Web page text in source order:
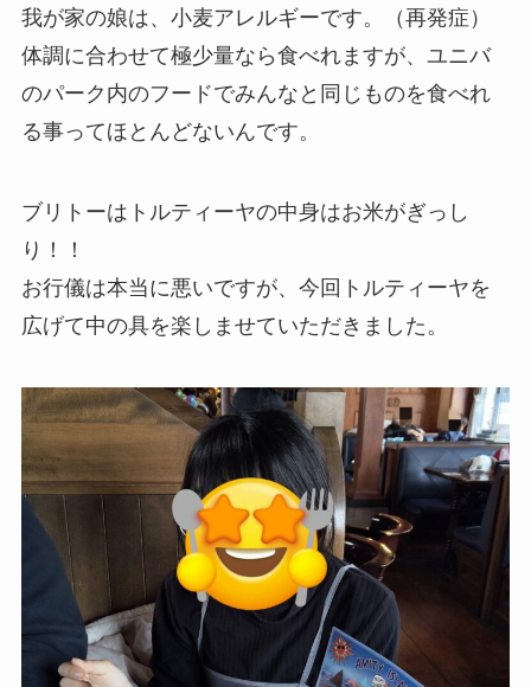
我が家の娘は、小麦アレルギーです。（再発症）
体調に合わせて極少量なら食べれますが、ユニバ
のパーク内のフードでみんなと同じものを食べれ
る事ってほとんどないんです。
ブリトーはトルティーヤの中身はお米がぎっし
り！！
お行儀は本当に悪いですが、今回トルティーヤを
広げて中の具を楽しませていただきました。